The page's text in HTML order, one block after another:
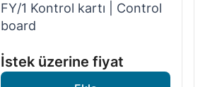
FY/1 Kontrol kartı | Control
board
İstek üzerine fiyat